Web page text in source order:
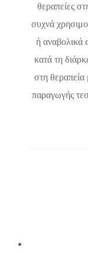
θεραπείες
συχνά
ή αναβολικά
κατά τη
στη θεραπεία
παραγωγής